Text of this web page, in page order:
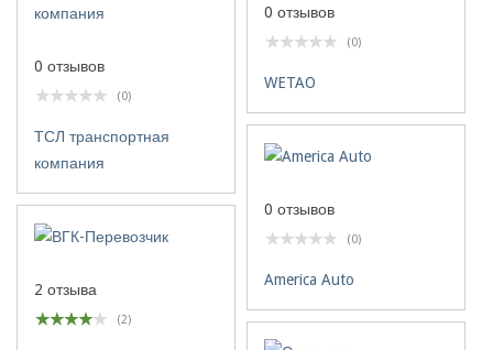
0 отзывов
(0)
WETAO
0 отзывов
(0)
ТСЛ транспортная
компания
0 отзывов
(0)
America Auto
2 отзыва
(2)